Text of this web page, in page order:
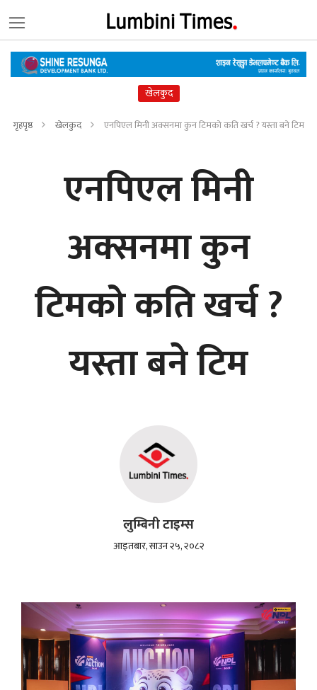
खेलकुद
गृहपृष्ठ खेलकुद एनपिएल मिनी अक्सनमा कुन टिमको कति खर्च ? यस्ता बने टिम
एनपिएल मिनी
अक्सनमा कुन
टिमको कति खर्च ?
यस्ता बने टिम
लुम्बिनी टाइम्स
आइतबार, साउन २५, २०८२